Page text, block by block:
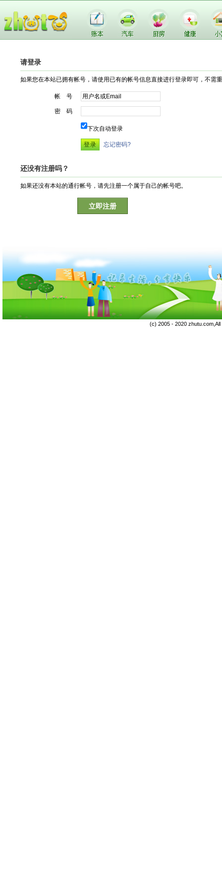
请登录
如果您在本站已拥有帐号，请使用已有的帐号信息直接进行登录即可，不需
帐 号
密 码
下次自动登录
忘记密码?
还没有注册吗？
如果还没有本站的通行帐号，请先注册一个属于自己的帐号吧。
立即注册
(c) 2005 - 2020